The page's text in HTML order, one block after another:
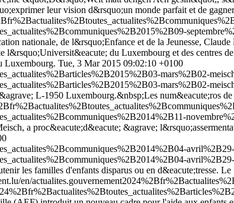
leur vision d&rsquo;un monde parfait et de
nationale, de l&rsquo;Enfance et de la Jeunesse,
du Luxembourg et des centres
Luxembourg. Tue, 3 Mar 2015 09:02:10 +0100
mars%2B02-
mars%2B02-
L-1950 Luxembourg.&nbsp;Les num&eacute;ros
a proc&eacute;d&eacute; &agrave;
les familles d'enfants disparus ou en d&eacute;tresse.
en/